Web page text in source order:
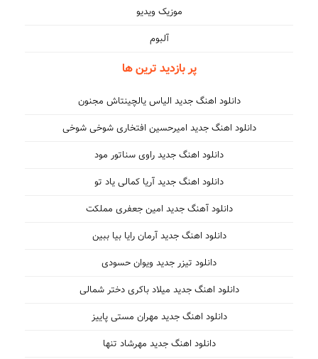
موزیک ویدیو
آلبوم
پر بازدید ترین ها
دانلود اهنگ جدید الیاس یالچینتاش مجنون
دانلود اهنگ جدید امیرحسین افتخاری شوخی شوخی
دانلود اهنگ جدید راوی سناتور مود
دانلود اهنگ جدید آریا کمالی یاد تو
دانلود آهنگ جدید امین جعفری مملکت
دانلود اهنگ جدید آرمان رایا بیا ببین
دانلود تیزر جدید ویوان حسودی
دانلود اهنگ جدید میلاد باکری دختر شمالی
دانلود اهنگ جدید مهران مستی پاییز
دانلود اهنگ جدید مهرشاد تنها